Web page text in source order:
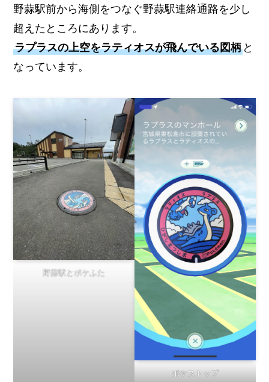
野蒜駅前から海側をつなぐ野蒜駅連絡通路を少し
超えたところにあります。
ラプラスの上空をラティオスが飛んでいる図柄 と
なっています。
野蒜駅とポケふた
ポケストップ